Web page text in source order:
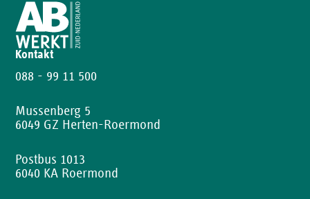
Kontakt
088 - 99 11 500
Mussenberg 5
6049 GZ Herten-Roermond
Postbus 1013
6040 KA Roermond